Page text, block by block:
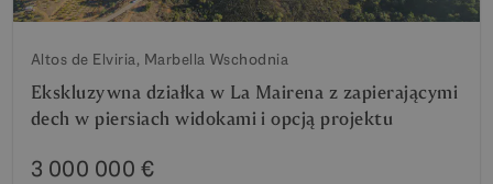
Altos de Elviria, Marbella Wschodnia
Ekskluzywna działka w La Mairena z zapierającymi
dech w piersiach widokami i opcją projektu
3 000 000 €